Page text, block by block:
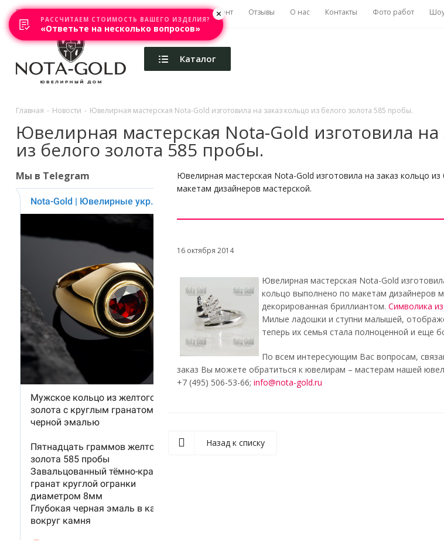
Главная Акции Каталоги Изготовление Ремонт Отзывы О нас Контакты Фото работ
Каталог
Главная - Новости - Ювелирная мастерская Nota-Gold изготовила на заказ кольцо из белого золота 585 пробы.
Ювелирная мастерская Nota-Gold изготовила на
из белого золота 585 пробы.
Ювелирная мастерская Nota-Gold изготовила на заказ кольцо
макетам дизайнеров мастерской.
16 октября 2014
Ювелирная мастерская Nota-Gold
кольцо выполнено по макетам дизайнеров
декорированная бриллиантом. Символика
Милые ладошки и ступни малышей,
теперь их семья стала полноценной и еще
По всем интересующим Вас вопросам,
заказ Вы можете обратиться к ювелирам – мастерам нашей
+7 (495) 506-53-66; info@nota-gold.ru
Назад к списку
Мы в Telegram
РАССЧИТАЕМ СТОИМОСТЬ ВАШЕГО ИЗДЕЛИЯ?
«Ответьте на несколько вопросов»